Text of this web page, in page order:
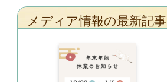
メディア情報の最新記事